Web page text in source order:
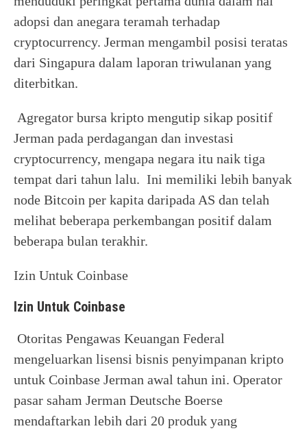
adopsi dan anegara teramah terhadap
cryptocurrency. Jerman mengambil posisi teratas
dari Singapura dalam laporan triwulanan yang
diterbitkan.
Agregator bursa kripto mengutip sikap positif
Jerman pada perdagangan dan investasi
cryptocurrency, mengapa negara itu naik tiga
tempat dari tahun lalu. Ini memiliki lebih banyak
node Bitcoin per kapita daripada AS dan telah
melihat beberapa perkembangan positif dalam
beberapa bulan terakhir.
Izin Untuk Coinbase
Izin Untuk Coinbase
Otoritas Pengawas Keuangan Federal
mengeluarkan lisensi bisnis penyimpanan kripto
untuk Coinbase Jerman awal tahun ini. Operator
pasar saham Jerman Deutsche Boerse
mendaftarkan lebih dari 20 produk yang